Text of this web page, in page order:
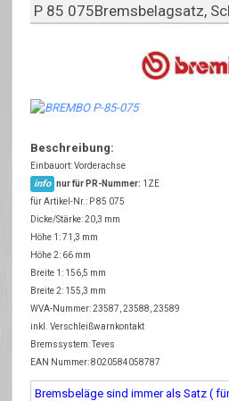
P 85 075Bremsbelagsatz,
Beschreibung:
Einbauort: Vorderachse
info nur für PR-Nummer: 1ZE
für Artikel-Nr.: P 85 075
Dicke/Stärke: 20,3 mm
Höhe 1: 71,3 mm
Höhe 2: 66 mm
Breite 1: 156,5 mm
Breite 2: 155,3 mm
WVA-Nummer: 23587, 23588, 23589
inkl. Verschleißwarnkontakt
Bremssystem: Teves
EAN Nummer: 8020584058787
Bremsbeläge sind immer als Satz (